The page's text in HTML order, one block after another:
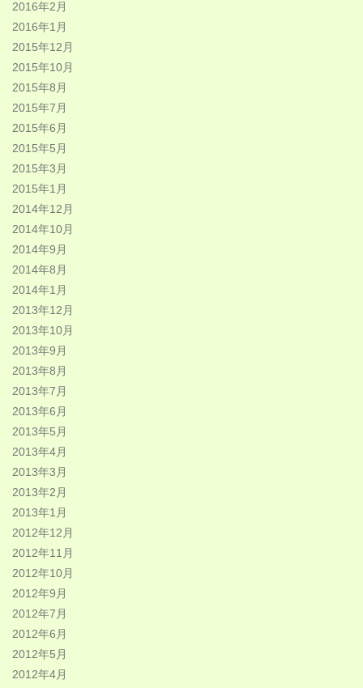
2016年2月
2016年1月
2015年12月
2015年10月
2015年8月
2015年7月
2015年6月
2015年5月
2015年3月
2015年1月
2014年12月
2014年10月
2014年9月
2014年8月
2014年1月
2013年12月
2013年10月
2013年9月
2013年8月
2013年7月
2013年6月
2013年5月
2013年4月
2013年3月
2013年2月
2013年1月
2012年12月
2012年11月
2012年10月
2012年9月
2012年7月
2012年6月
2012年5月
2012年4月